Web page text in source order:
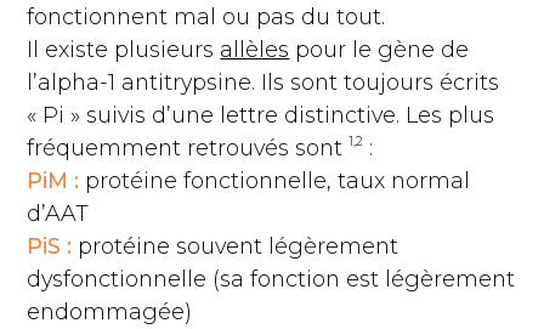
fonctionnent mal ou pas du tout.
Il existe plusieurs allèles pour le gène de
l’alpha-1 antitrypsine. Ils sont toujours écrits
« Pi » suivis d’une lettre distinctive. Les plus
fréquemment retrouvés sont 1,2 :
PiM : protéine fonctionnelle, taux normal
d’AAT
PiS : protéine souvent légèrement
dysfonctionnelle (sa fonction est légèrement
endommagée)